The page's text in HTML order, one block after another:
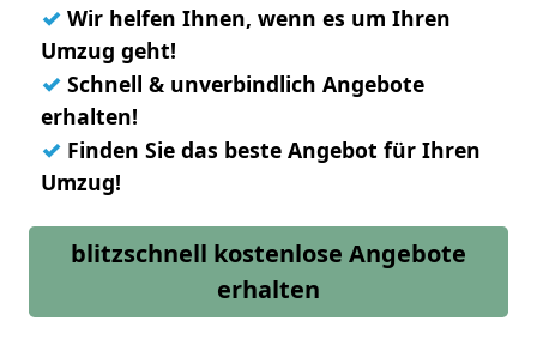
✓ Wir helfen Ihnen, wenn es um Ihren
Umzug geht!
✓ Schnell & unverbindlich Angebote
erhalten!
✓ Finden Sie das beste Angebot für Ihren
Umzug!
blitzschnell kostenlose Angebote
erhalten